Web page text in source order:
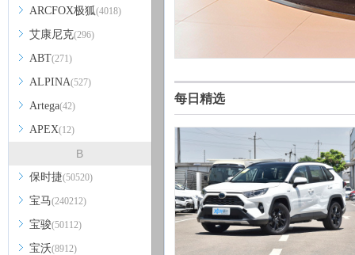
ARCFOX极狐(4018)
艾康尼克(296)
ABT(271)
ALPINA(527)
Artega(42)
APEX(12)
B
保时捷(50520)
宝马(240212)
宝骏(50112)
宝沃(8912)
每日精选